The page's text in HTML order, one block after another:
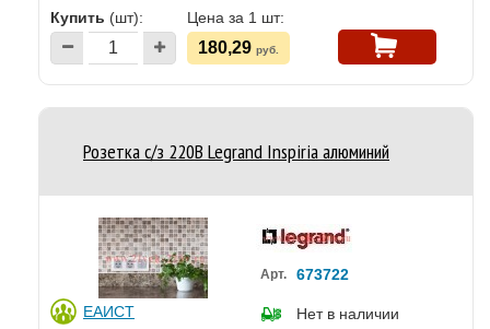
Купить (шт): Цена за 1 шт:
180,29 руб.
Розетка с/з 220В Legrand Inspiria алюминий
ЕАИСТ
Арт. 673722
Нет в наличии